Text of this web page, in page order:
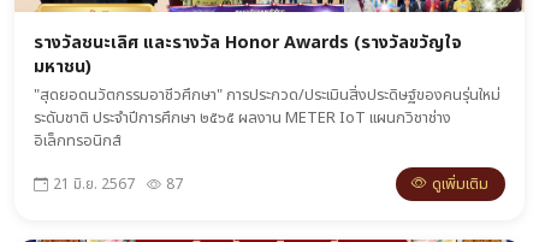
รางวัลชนะเลิศ และรางวัล Honor Awards (รางวัลขวัญใจ
มหาชน)
"สุดยอดนวัตกรรมอาชีวศึกษา" การประกวด/ประเมินสิ่งประดิษฐ์ของคนรุ่นใหม่
ระดับชาติ ประจำปีการศึกษา ๒๕๖๕ ผลงาน METER IoT แผนกวิชาช่าง
อิเล็กทรอนิกส์
21 มิ.ย. 2567 87 ดูเพิ่มเติม